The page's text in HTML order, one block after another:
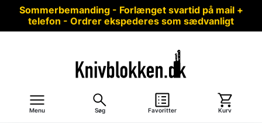
Sommerbemanding - Forlænget svartid på mail +
telefon - Ordrer ekspederes som sædvanligt
Menu Søg Favoritter Kurv